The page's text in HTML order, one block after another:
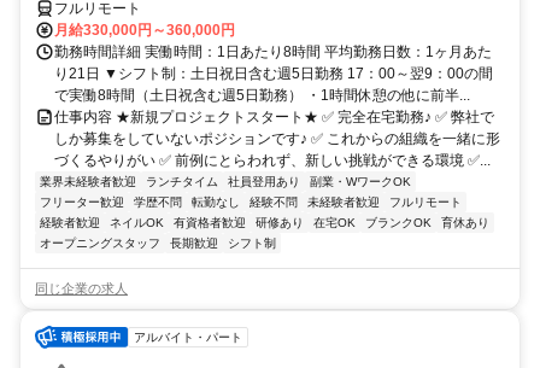
フルリモート
月給330,000円～360,000円
勤務時間詳細 実働時間：1日あたり8時間 平均勤務日数：1ヶ月あた
り21日 ▼シフト制：土日祝日含む週5日勤務 17：00～翌9：00の間
で実働8時間（土日祝含む週5日勤務） ・1時間休憩の他に前半...
仕事内容 ★新規プロジェクトスタート★ ✅ 完全在宅勤務♪ ✅ 弊社で
しか募集をしていないポジションです♪ ✅ これからの組織を一緒に形
づくるやりがい ✅ 前例にとらわれず、新しい挑戦ができる環境 ✅...
業界未経験者歓迎 ランチタイム 社員登用あり
副業・WワークOK
フリーター歓迎
学歴不問 転勤なし 経験不問 未経験者歓迎
フルリモート
経験者歓迎
ネイルOK 有資格者歓迎 研修あり 在宅OK ブランクOK
育休あり
オープニングスタッフ
長期歓迎 シフト制
同じ企業の求人
アルバイト・パート